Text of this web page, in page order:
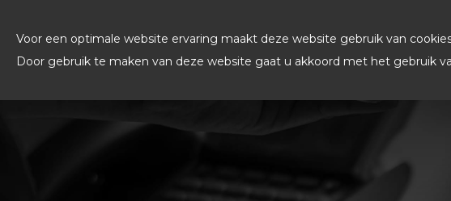
Voor een optimale website ervaring maakt deze website gebruik van
Door gebruik te maken van deze website gaat u akkoord met het gebruik